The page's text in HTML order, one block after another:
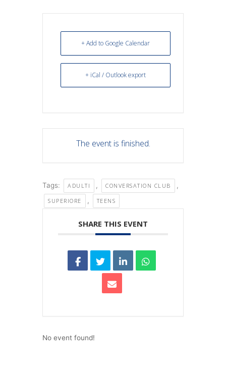
+ Add to Google Calendar
+ iCal / Outlook export
The event is finished.
Tags: ADULTI , CONVERSATION CLUB ,
SUPERIORE , TEENS
SHARE THIS EVENT
No event found!